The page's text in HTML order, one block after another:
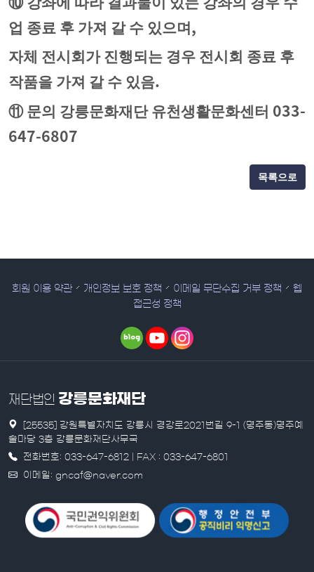
업 종료 후 가져 갈 수 있으며 ,
자체 전시회가 진행되는 경우 전시회 종료 후
작품을 가져 갈 수 있음.
⑪ 문의 강릉문화재단 유천생활문화센터 033-
647-6807
목록으로
회원 이용 약관 개인정보 보호 정책 이메일 무단수집 거부 정책
웹
접근성 정책
재단법인 강릉문화재단
[25535] 강원특별자치도 강릉시 경강로2021번길 9-1 (명주동)명주예
술마당 3층 강릉문화재단사무국
전화번호: 033-647-6812 | FAX : 033-647-6801
이메일: gncaf@naver.com